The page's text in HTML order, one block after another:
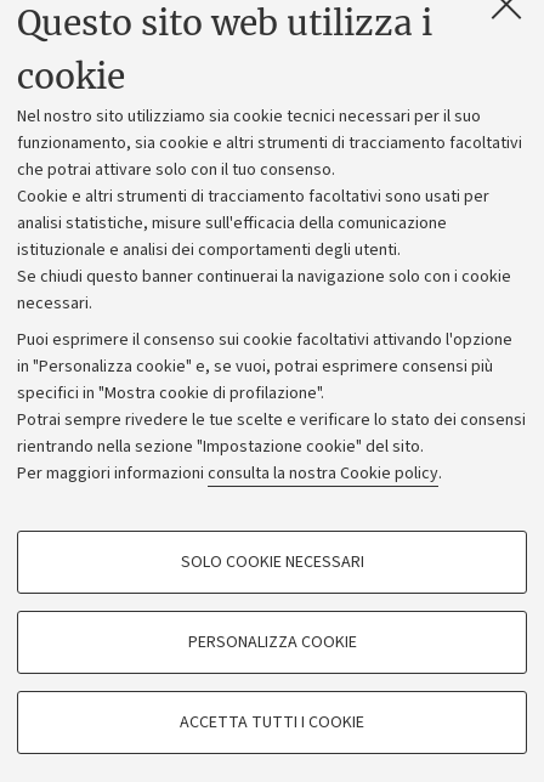
Questo sito web utilizza i
cookie
Nel nostro sito utilizziamo sia cookie tecnici necessari per il suo
funzionamento, sia cookie e altri strumenti di tracciamento facoltativi
che potrai attivare solo con il tuo consenso.
Cookie e altri strumenti di tracciamento facoltativi sono usati per
analisi statistiche, misure sull'efficacia della comunicazione
istituzionale e analisi dei comportamenti degli utenti.
Se chiudi questo banner continuerai la navigazione solo con i cookie
necessari.
Puoi esprimere il consenso sui cookie facoltativi attivando l'opzione
in "Personalizza cookie" e, se vuoi, potrai esprimere consensi più
specifici in "Mostra cookie di profilazione".
Potrai sempre rivedere le tue scelte e verificare lo stato dei consensi
rientrando nella sezione "Impostazione cookie" del sito.
Per maggiori informazioni consulta la nostra Cookie policy.
COOKIE DI PROFILAZIONE - FACOLTATIVI
COOKIE TECNICI - NECESSARI
Si tratta di cookie tecnici utilizzati, a titolo esemplificativo, per il corretto
SOLO COOKIE NECESSARI
PERSONALIZZA COOKIE
ACCETTA TUTTI I COOKIE
Contatti e PEC
Alumni community
Piano strategico
Bilanci
Donazioni e 5x1000
Merchandising - UniboStore
Bandi, gare e concorsi
Albo online
Amministrazione trasparente
Atti di notifica
Informazioni sul sito e accessibilità
Dichiarazione di accessibilità
Privacy e note legali
Impostazioni Cookie
©Copyright 2026 - ALMA MATER STUDIORUM - Università di
Bologna - Via Zamboni,33 - 40126Bologna - PI:
- CF:80007010376